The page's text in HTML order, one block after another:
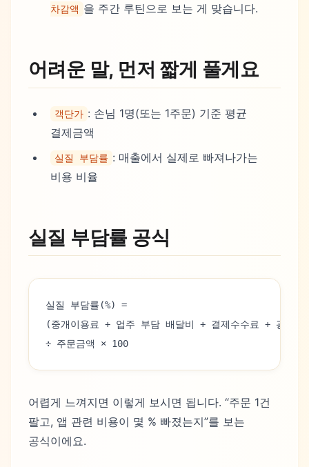
차감액 을 주간 루틴으로 보는 게 맞습니다.
어려운 말, 먼저 짧게 풀게요
객단가 : 손님 1명(또는 1주문) 기준 평균
결제금액
실질 부담률 : 매출에서 실제로 빠져나가는
비용 비율
실질 부담률 공식
실질 부담률(%) =
(중개이용료 + 업주 부담 배달비 + 결제수수료 + 광고/
÷ 주문금액 × 100
어렵게 느껴지면 이렇게 보시면 됩니다. “주문 1건
팔고, 앱 관련 비용이 몇 % 빠졌는지”를 보는
공식이에요.